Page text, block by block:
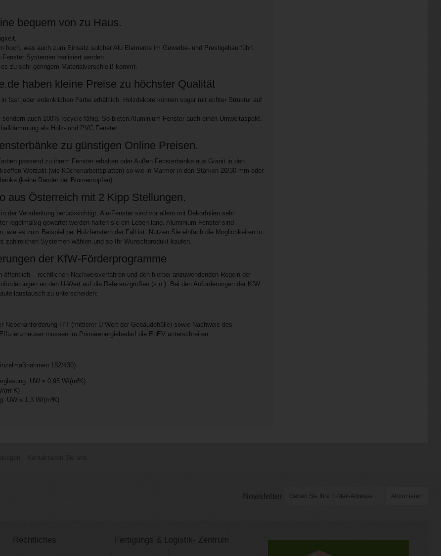
bequem von zu Haus.
hoch, was auch zum Einsatz solcher Alu Elemente im Gewerbe- und Prestigebau führt.
Systemen realisiert werden.
zu sehr geringem Materialverschleiß kommt.
haben kleine Preise zu höchster Qualität
fast jeder erdenklichen Farbe erhältlich. Holzdekore können sogar mit echter Struktur auf
auch 100% recycle fähig. So bieten Aluminium-Fenster auch einen Umweltaspekt.
als Holz- und PVC Fenster.
zu günstigen Online Preisen.
passend zu ihrem Fenster erhalten oder Außen Fensterbänke aus Granit in den
Werzalit (wie Küchenarbeitsplatten) so wie in Marmor in den Stärken 20/30 mm oder
(keine Ränder bei Blumentöpfen).
aus Österreich mit 2 Kipp Stellungen.
der Verarbeitung berücksichtigt. Alu-Fenster sind vor allem mit Dekorfolien sehr
regelmäßig gewartet werden halten sie ein Leben lang. Aluminium Fenster sind
wie es zum Beispiel bei Holzfenstern der Fall ist. Nutzen Sie einfach die Möglichkeiten in
Systemen wählen und so Ihr Wunschprodukt kaufen.
der KfW-Förderprogramme
– rechtlichen Nachweisverfahren und den hierbei anzuwendenden Regeln der
an den U-Wert auf die Referenzgrößen (s.o.). Bei den Anforderungen der KfW
zu unterscheiden:
H’T (mittlerer U-Wert der Gebäudehülle) sowie Nachweis des
müssen im Primärenergiebedarf die EnEV unterschreiten.
152/430):
UW ≤ 0,95 W/(m²K)
(m²K)
UW ≤ 1,3 W/(m²K)
Newsletter Abonnieren
Rechtliches Fertigungs & Logistik- Zentrum